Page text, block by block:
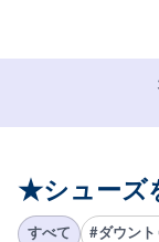
★シューズ
すべて #ダウント